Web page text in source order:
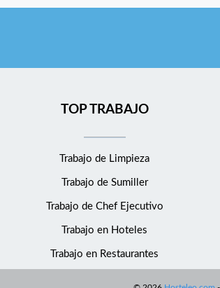
TOP TRABAJO
Trabajo de Limpieza
Trabajo de Sumiller
Trabajo de Chef Ejecutivo
Trabajo en Hoteles
Trabajo en Restaurantes